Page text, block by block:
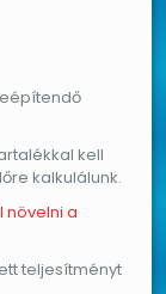
kell
kalkulálunk.
növelni a
teljesítményt